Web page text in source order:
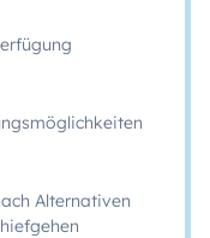
Alternativen